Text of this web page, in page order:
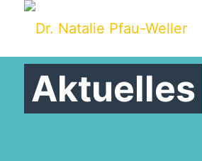
Aktuelles